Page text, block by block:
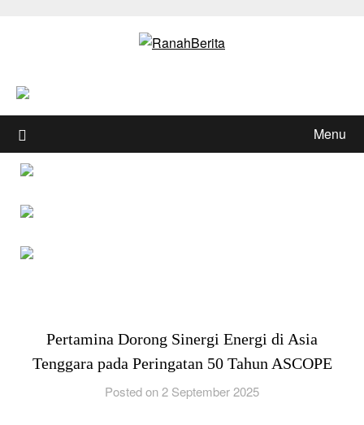
Menu
Pertamina Dorong Sinergi Energi di Asia
Tenggara pada Peringatan 50 Tahun ASCOPE
Posted on 2 September 2025